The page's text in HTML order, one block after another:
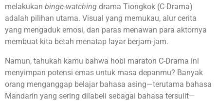
melakukan binge-watching drama Tiongkok (C-Drama)
adalah pilihan utama. Visual yang memukau, alur cerita
yang mengaduk emosi, dan paras menawan para aktornya
membuat kita betah menatap layar berjam-jam.
Namun, tahukah kamu bahwa hobi maraton C-Drama ini
menyimpan potensi emas untuk masa depanmu? Banyak
orang menganggap belajar bahasa asing—terutama bahasa
Mandarin yang sering dilabeli sebagai bahasa tersulit—